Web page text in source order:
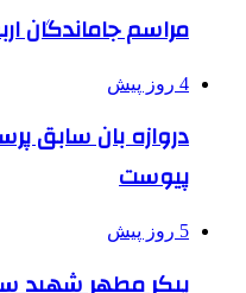
مراسم جاماندگان
4 روز پیش
دروازه بان سابق
پیوست
5 روز پیش
پیکر مطهر شهید